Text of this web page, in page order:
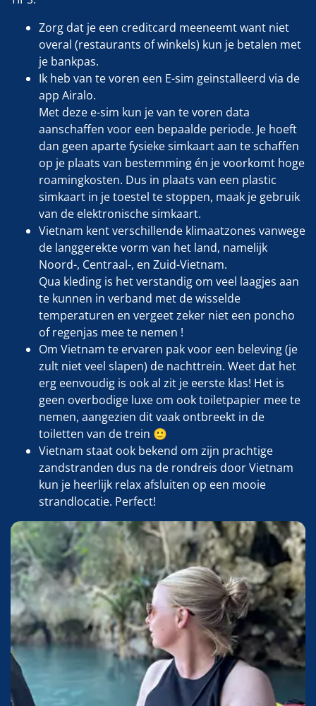
Zorg dat je een creditcard meeneemt want niet
overal (restaurants of winkels) kun je betalen met
je bankpas.
Ik heb van te voren een E-sim geinstalleerd via de
app Airalo.
Met deze e-sim kun je van te voren data
aanschaffen voor een bepaalde periode. Je hoeft
dan geen aparte fysieke simkaart aan te schaffen
op je plaats van bestemming én je voorkomt hoge
roamingkosten. Dus in plaats van een plastic
simkaart in je toestel te stoppen, maak je gebruik
van de elektronische simkaart.
Vietnam kent verschillende klimaatzones vanwege
de langgerekte vorm van het land, namelijk
Noord-, Centraal-, en Zuid-Vietnam.
Qua kleding is het verstandig om veel laagjes aan
te kunnen in verband met de wisselde
temperaturen en vergeet zeker niet een poncho
of regenjas mee te nemen !
Om Vietnam te ervaren pak voor een beleving (je
zult niet veel slapen) de nachttrein. Weet dat het
erg eenvoudig is ook al zit je eerste klas! Het is
geen overbodige luxe om ook toiletpapier mee te
nemen, aangezien dit vaak ontbreekt in de
toiletten van de trein 🙂
Vietnam staat ook bekend om zijn prachtige
zandstranden dus na de rondreis door Vietnam
kun je heerlijk relax afsluiten op een mooie
strandlocatie. Perfect!